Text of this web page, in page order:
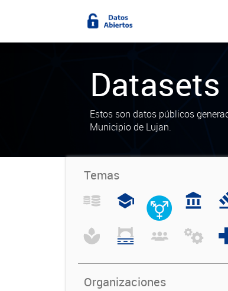
Datasets
Estos son datos públicos
Municipio de Lujan.
Temas
Organizaciones